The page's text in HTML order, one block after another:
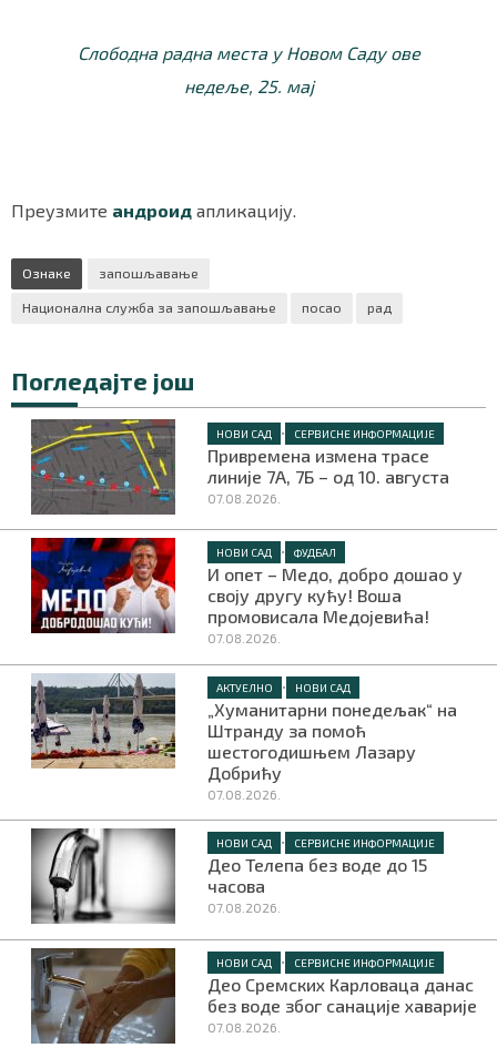
Слободна радна места у Новом Саду ове
недеље, 25. мај
Преузмите андроид апликацију.
Ознаке
запошљавање
Национална служба за запошљавање
посао рад
Погледајте још
НОВИ САД • СЕРВИСНЕ ИНФОРМАЦИЈЕ
Привремена измена трасе
линије 7А, 7Б – од 10. августа
07.08.2026.
НОВИ САД • ФУДБАЛ
И опет – Медо, добро дошао у
своју другу кућу! Воша
промовисала Медојевића!
07.08.2026.
АКТУЕЛНО • НОВИ САД
„Хуманитарни понедељак“ на
Штранду за помоћ
шестогодишњем Лазару
Добрићу
07.08.2026.
НОВИ САД • СЕРВИСНЕ ИНФОРМАЦИЈЕ
Део Телепа без воде до 15
часова
07.08.2026.
НОВИ САД • СЕРВИСНЕ ИНФОРМАЦИЈЕ
Део Сремских Карловаца данас
без воде због санације хаварије
07.08.2026.